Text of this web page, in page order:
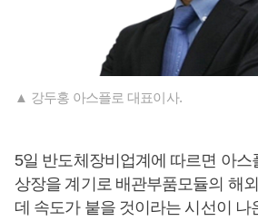
▲ 강두홍 아스플로 대표이사.
5일 반도체장비업계에 따르면 아스
상장을 계기로 배관부품모듈의 해
데 속도가 붙을 것이라는 시선이 나